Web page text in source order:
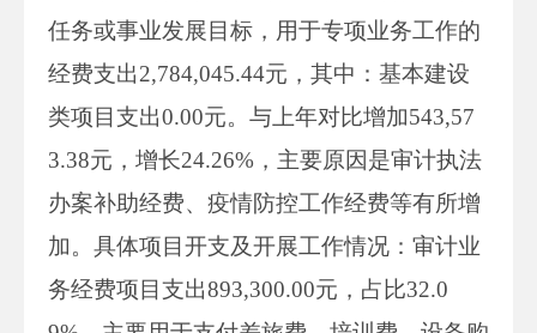
任务或事业发展目标，用于专项业务工作的
经费支出2,784,045.44元，其中：基本建设
类项目支出0.00元。与上年对比增加543,57
3.38元，增长24.26%，主要原因是审计执法
办案补助经费、疫情防控工作经费等有所增
加。具体项目开支及开展工作情况：审计业
务经费项目支出893,300.00元，占比32.0